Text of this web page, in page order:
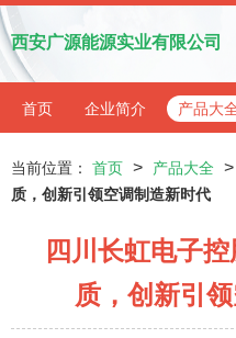
西安广源能源实业有限公司
首页 企业简介 产品大
当前位置： 首页 > 产品大全 >
质，创新引领空调制造新时代
四川长虹电子
质，创新引